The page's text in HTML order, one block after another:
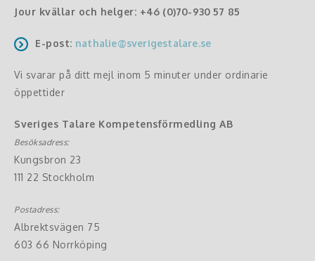
Jour kvällar och helger: +46 (0)70-930 57 85
E-post: nathalie@sverigestalare.se
Vi svarar på ditt mejl inom 5 minuter under ordinarie
öppettider
Sveriges Talare Kompetensförmedling AB
Besöksadress:
Kungsbron 23
111 22 Stockholm
Postadress:
Albrektsvägen 75
603 66 Norrköping